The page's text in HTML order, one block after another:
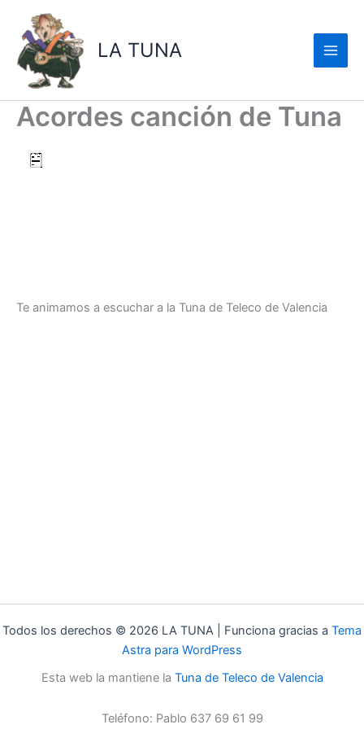
contenido
LA TUNA
Acordes canción de Tuna
Te animamos a escuchar a la Tuna de Teleco de Valencia
Todos los derechos © 2026 LA TUNA | Funciona gracias a Tema
Astra para WordPress
Esta web la mantiene la Tuna de Teleco de Valencia
Teléfono: Pablo 637 69 61 99